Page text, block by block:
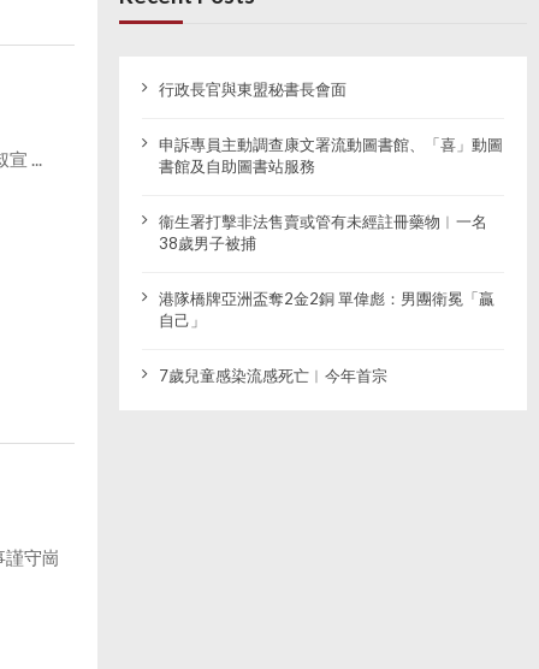
宣 ...
守崗
行政長官與東盟秘書長會面
申訴專員主動調查康文署流動圖書館、「喜」動圖
書館及自助圖書站服務
衞生署打擊非法售賣或管有未經註冊藥物︱一名
38歲男子被捕
港隊橋牌亞洲盃奪2金2銅 單偉彪：男團衛冕「贏
自己」
7歲兒童感染流感死亡︱今年首宗